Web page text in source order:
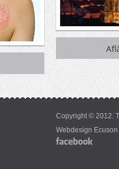
Copyright © 2012.
Webdesign